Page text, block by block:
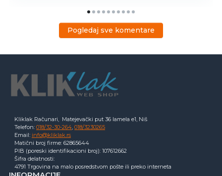
Pogledaj sve komentare
Kliklak Računari, Matejevački put 36 lamela e1, Niš
Telefon: 018/32-30-264, 018/3230265
Email: info@kliklak.rs
Matični broj firme: 62865644
PIB (poreski identifikacioni broj): 107612662
Šifra delatnosti:
4791 Trgovina na malo posredstvom pošte ili preko interneta